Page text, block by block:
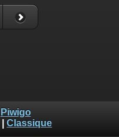
Piwigo
Classique